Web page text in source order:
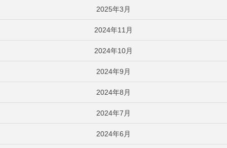
2025年3月
2024年11月
2024年10月
2024年9月
2024年8月
2024年7月
2024年6月